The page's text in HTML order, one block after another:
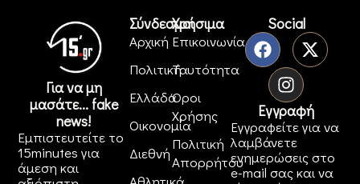
Για να μη
μασάτε... fake
news!
Εμπιστευτείτε το
15minutes για
άμεση και
Σύνδεσμοι
Αρχική
Πολιτική
Ελλάδα
Οικονομία
Διεθνή
Χρήσιμα
Επικοινωνία
Ταυτότητα
Όροι
Χρήσης
Πολιτική
Απορρήτου
Social
Εγγραφή
Εγγραφείτε για να
λαμβάνετε
ενημερώσεις στο
e-mail σας και να